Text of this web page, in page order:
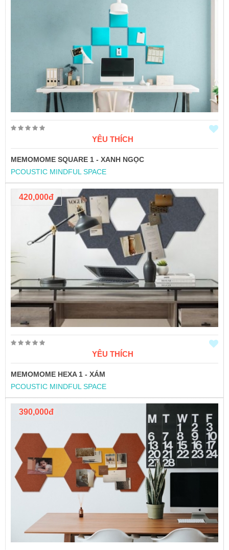
YÊU THÍCH
MEMOMOME SQUARE 1 - XANH NGỌC
PCOUSTIC MINDFUL SPACE
420,000đ
YÊU THÍCH
MEMOMOME HEXA 1 - XÁM
PCOUSTIC MINDFUL SPACE
390,000đ